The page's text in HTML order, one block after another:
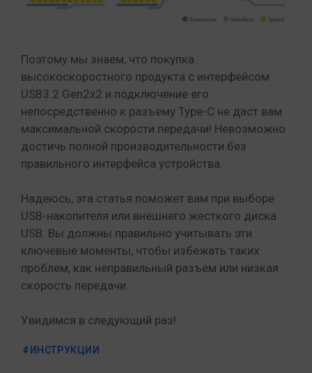
Поэтому мы знаем, что покупка
высокоскоростного продукта с интерфейсом
USB3.2 Gen2x2 и подключение его
непосредственно к разъему Type-C не даст вам
максимальной скорости передачи! Невозможно
достичь полной производительности без
правильного интерфейса устройства.
Надеюсь, эта статья поможет вам при выборе
USB-накопителя или внешнего жесткого диска
USB. Вы должны правильно учитывать эти
ключевые моменты, чтобы избежать таких
проблем, как неправильный разъем или низкая
скорость передачи.
Увидимся в следующий раз!
#ИНСТРУКЦИИ